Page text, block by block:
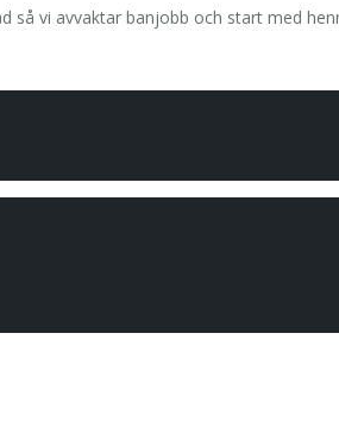
så vi avvaktar banjobb och start med